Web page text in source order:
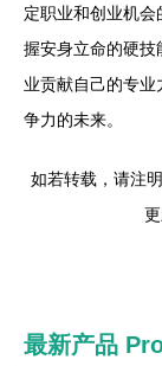
定职业和创业机
握安身立命的硬技
业贡献自己的专
争力的未来。
如若转载，请注
最新产品